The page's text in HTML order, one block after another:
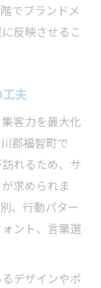
でブランドメ
反映させるこ
夫
客力を最大化
郡福智町で
れるため、サ
求められま
、行動パター
ント、言葉選
デザインやポ